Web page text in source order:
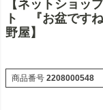
【ネットショッ
ト 『お盆です
野屋】
商品番号 2208000548